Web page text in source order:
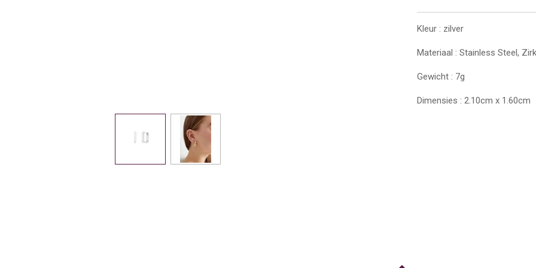
Kleur : zilver
Materiaal : Stainless Steel,
Gewicht : 7g
Dimensies : 2.10cm x 1.60cm